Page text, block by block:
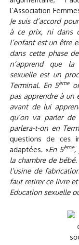
l’Association
Je suis d’accord
à ce prix, ni dans
l’enfant est un être
dans cette phase
n’apprend que la
sexuelle est un
Terminal. En 5ème
pas apprendre à un
avant de lui
qu’on va parler
parlera-t-on en
questions de ces
adaptées. «En 5ème,
la chambre de
l’usine de
faut retirer ce livre
Education sexuelle